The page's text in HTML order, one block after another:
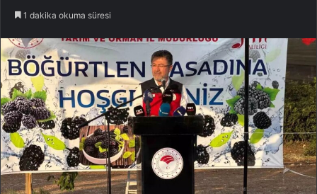
1 dakika okuma süresi